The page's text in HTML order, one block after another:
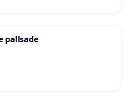
pallsade